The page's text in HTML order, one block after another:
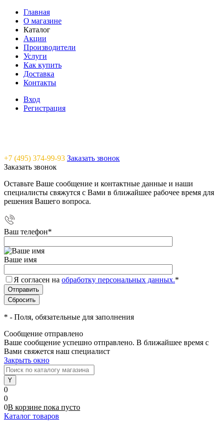
Главная
О магазине
Каталог
Акции
Производители
Услуги
Как купить
Доставка
Контакты
Вход
Регистрация
+7 (495) 374-99-93 Заказать звонок
Заказать звонок
Оставьте Ваше сообщение и контактные данные и наши
специалисты свяжутся с Вами в ближайшее рабочее время для
решения Вашего вопроса.
Ваш телефон*
Ваше имя
Я согласен на обработку персональных данных.*
* - Поля, обязательные для заполнения
Сообщение отправлено
Ваше сообщение успешно отправлено. В ближайшее время с
Вами свяжется наш специалист
Закрыть окно
0
0
0В корзине пока пусто
Каталог товаров